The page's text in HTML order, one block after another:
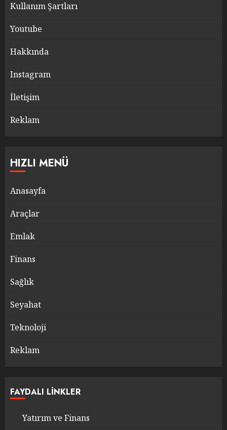
Kullanım Şartları
Youtube
Hakkında
Instagram
İletişim
Reklam
HIZLI MENÜ
Anasayfa
Araçlar
Emlak
Finans
Sağlık
Seyahat
Teknoloji
Reklam
FAYDALI LINKLER
Yatırım ve Finans